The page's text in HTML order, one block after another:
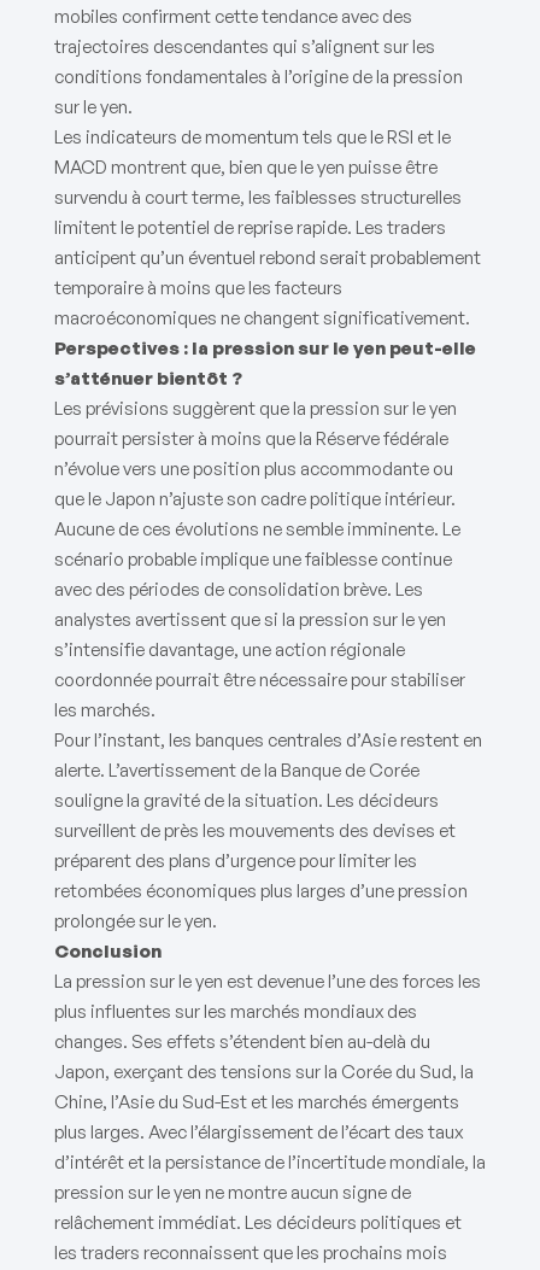
mobiles confirment cette tendance avec des
trajectoires descendantes qui s’alignent sur les
conditions fondamentales à l’origine de la pression
sur le yen.
Les indicateurs de momentum tels que le RSI et le
MACD montrent que, bien que le yen puisse être
survendu à court terme, les faiblesses structurelles
limitent le potentiel de reprise rapide. Les traders
anticipent qu’un éventuel rebond serait probablement
temporaire à moins que les facteurs
macroéconomiques ne changent significativement.
Perspectives : la pression sur le yen peut-elle
s’atténuer bientôt ?
Les prévisions suggèrent que la pression sur le yen
pourrait persister à moins que la Réserve fédérale
n’évolue vers une position plus accommodante ou
que le Japon n’ajuste son cadre politique intérieur.
Aucune de ces évolutions ne semble imminente. Le
scénario probable implique une faiblesse continue
avec des périodes de consolidation brève. Les
analystes avertissent que si la pression sur le yen
s’intensifie davantage, une action régionale
coordonnée pourrait être nécessaire pour stabiliser
les marchés.
Pour l’instant, les banques centrales d’Asie restent en
alerte. L’avertissement de la Banque de Corée
souligne la gravité de la situation. Les décideurs
surveillent de près les mouvements des devises et
préparent des plans d’urgence pour limiter les
retombées économiques plus larges d’une pression
prolongée sur le yen.
Conclusion
La pression sur le yen est devenue l’une des forces les
plus influentes sur les marchés mondiaux des
changes. Ses effets s’étendent bien au-delà du
Japon, exerçant des tensions sur la Corée du Sud, la
Chine, l’Asie du Sud-Est et les marchés émergents
plus larges. Avec l’élargissement de l’écart des taux
d’intérêt et la persistance de l’incertitude mondiale, la
pression sur le yen ne montre aucun signe de
relâchement immédiat. Les décideurs politiques et
les traders reconnaissent que les prochains mois